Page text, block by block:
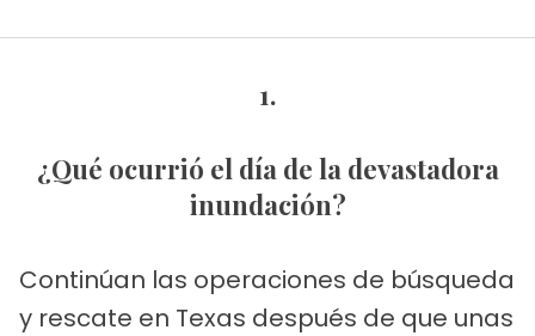
1.
¿Qué ocurrió el día de la devastadora
inundación?
Continúan las operaciones de búsqueda
y rescate en Texas después de que unas